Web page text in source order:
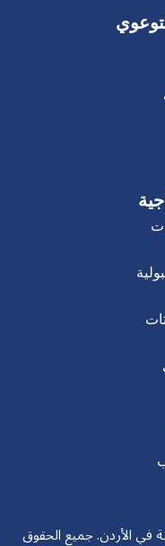
في الأردن. جميع الحقوق